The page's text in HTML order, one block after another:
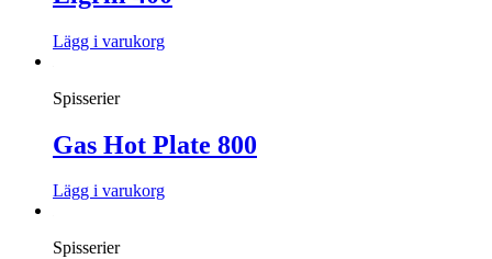
Lägg i varukorg
Spisserier
Gas Hot Plate 800
Lägg i varukorg
Spisserier